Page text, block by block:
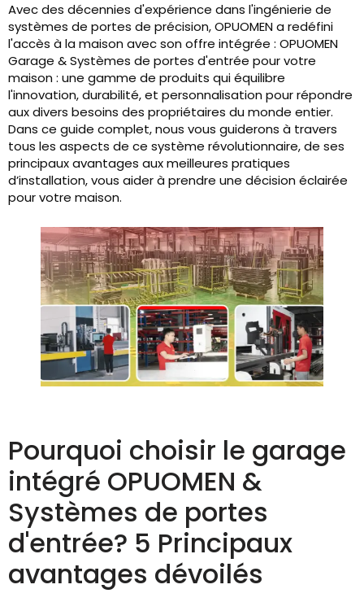
Avec des décennies d'expérience dans l'ingénierie de
systèmes de portes de précision, OPUOMEN a redéfini
l'accès à la maison avec son offre intégrée : OPUOMEN
Garage & Systèmes de portes d'entrée pour votre
maison : une gamme de produits qui équilibre
l'innovation, durabilité, et personnalisation pour répondre
aux divers besoins des propriétaires du monde entier.
Dans ce guide complet, nous vous guiderons à travers
tous les aspects de ce système révolutionnaire, de ses
principaux avantages aux meilleures pratiques
d’installation, vous aider à prendre une décision éclairée
pour votre maison.
Pourquoi choisir le garage
intégré OPUOMEN &
Systèmes de portes
d'entrée? 5 Principaux
avantages dévoilés